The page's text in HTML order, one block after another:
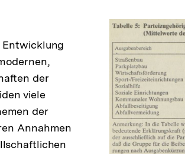
Entwicklung
der
viele
der
Annahmen